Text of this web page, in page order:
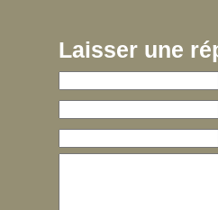
Laisser une